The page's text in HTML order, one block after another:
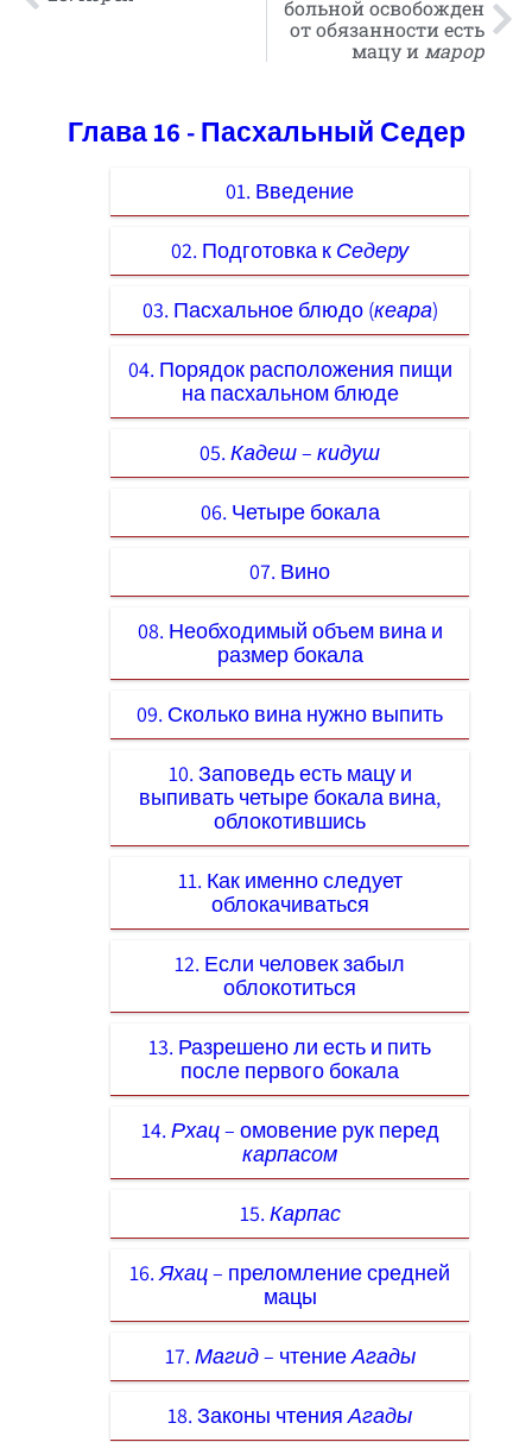
больной освобожден
от обязанности есть
мацу и марор
Глава 16 - Пасхальный Седер
01. Введение
02. Подготовка к Седеру
03. Пасхальное блюдо (кеара)
04. Порядок расположения пищи
на пасхальном блюде
05. Кадеш– кидуш
06. Четыре бокала
07. Вино
08. Необходимый объем вина и
размер бокала
09. Сколько вина нужно выпить
10. Заповедь есть мацу и
выпивать четыре бокала вина,
облокотившись
11. Как именно следует
облокачиваться
12. Если человек забыл
облокотиться
13. Разрешено ли есть и пить
после первого бокала
14. Рхац– омовение рук перед
карпасом
15. Карпас
16.Яхац– преломление средней
мацы
17. Магид– чтениеАгады
18. Законы чтенияАгады